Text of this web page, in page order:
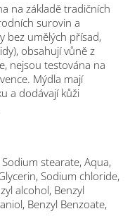
na základě tradičních
surovin a
bez umělých přísad,
obsahují vůně z
nejsou testována na
Mýdla mají
a dodávají kůži
stearate, Aqua,
Sodium chloride,
alcohol, Benzyl
Benzyl Benzoate,